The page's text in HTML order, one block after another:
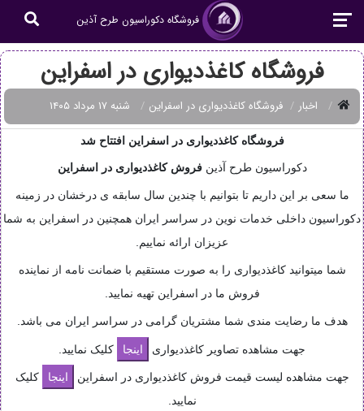
فروشگاه دکوراسیون طرح آذین
فروشگاه کاغذدیواری در اسفراین
اخبار فروشگاه کاغذدیواری در اسفراین شنبه ۱۷ مرداد ۱۴۰۵
فروشگاه کاغذدیواری در اسفراین افتتاح شد
دکوراسیون طرح آذینفروش کاغذدیواری در اسفراین
ما سعی بر این داریم تا بتوانیم با چندین سال سابقه ی درخشان در زمینه
دکوراسیون داخلی خدمات نوین در سراسر ایران همچنین در اسفراین به شما
عزیزان ارائه نماییم.
شما میتوانید کاغذدیواری را به صورت مستقیم با ضمانت نامه از نماینده
فروش ما در اسفراین تهیه نمایید.
هدف ما رضایت مندی شما مشتریان گرامی در سراسر ایران می باشد.
جهت مشاهده تصاویر کاغذدیواری کلیک نمایید.
جهت مشاهده لیست قیمت فروش کاغذدیواری در اسفراین
کلیک
نمایید.